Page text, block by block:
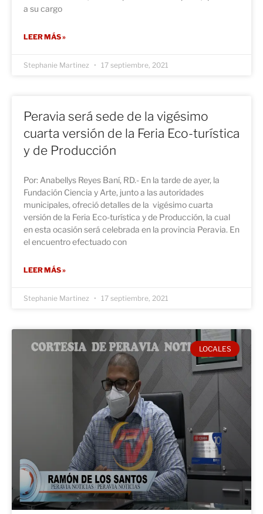
a su cargo
LEER MÁS »
Stephanie Martinez 17 septiembre, 2021
Peravia será sede de la vigésimo
cuarta versión de la Feria Eco-turística
y de Producción
Por: Anabellys Reyes Baní, RD.- En la tarde de ayer, la
Fundación Ciencia y Arte, junto a las autoridades
municipales, ofreció detalles de la vigésimo cuarta
versión de la Feria Eco-turística y de Producción, la cual
en esta ocasión será celebrada en la provincia Peravia. En
el encuentro efectuado con
LEER MÁS »
Stephanie Martinez 17 septiembre, 2021
LOCALES